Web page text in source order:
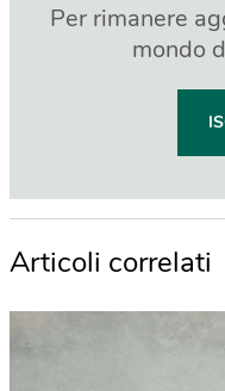
Per rimanere
mondo
Articoli correlati